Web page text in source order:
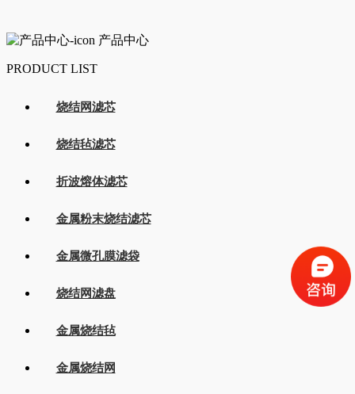
产品中心
PRODUCT LIST
烧结网滤芯
烧结毡滤芯
折波熔体滤芯
金属粉末烧结滤芯
金属微孔膜滤袋
烧结网滤盘
金属烧结毡
金属烧结网